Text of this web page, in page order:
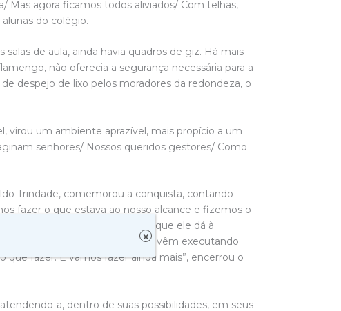
Mas agora ficamos todos aliviados/ Com telhas,
do colégio.
de aula, ainda havia quadros de giz. Há mais
não oferecia a segurança necessária para a
despejo de lixo pelos moradores da redondeza, o
virou um ambiente aprazível, mais propício a um
senhores/ Nossos queridos gestores/ Como
Trindade, comemorou a conquista, contando
fazer o que estava ao nosso alcance e fizemos o
Hagge e a autonomia que ele dá à
listou as reformas que vêm executando
fazer. E vamos fazer ainda mais”, encerrou o
a, dentro de suas possibilidades, em seus
×